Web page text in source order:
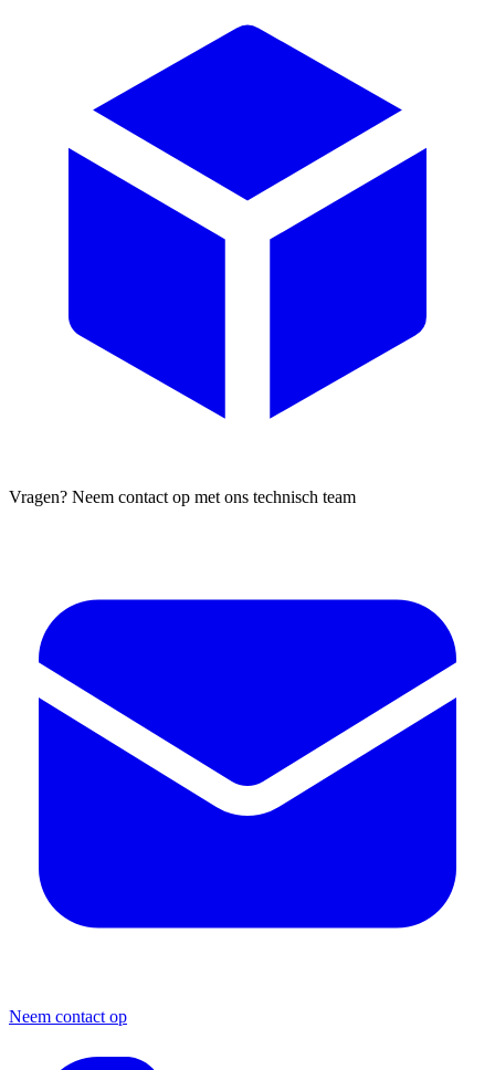
Vragen? Neem contact op met ons technisch team
Neem contact op